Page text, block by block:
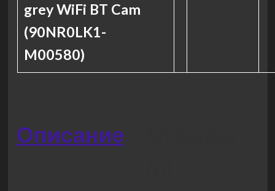
grey WiFi BT Cam
(90NR0LK1-
M00580)
Описание